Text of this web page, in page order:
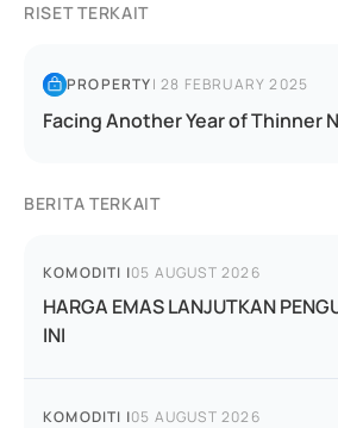
RISET TERKAIT
PROPERTY|28 FEBRUARY 2025
Facing Another Year of Thinner
BERITA TERKAIT
KOMODITI |05 AUGUST 2026
HARGA EMAS LANJUTKAN
INI
KOMODITI |05 AUGUST 2026